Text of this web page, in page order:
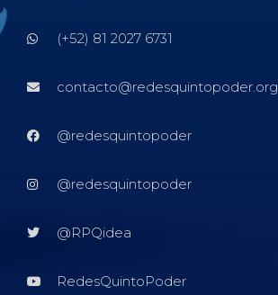
(+52) 81 2027 6731
contacto@redesquintopoder.org
@redesquintopoder
@redesquintopoder
@RPQidea
RedesQuintoPoder